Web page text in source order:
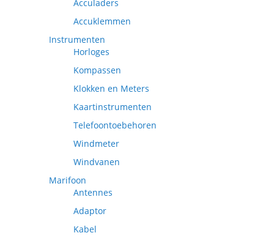
Acculaders
Accuklemmen
Instrumenten
Horloges
Kompassen
Klokken en Meters
Kaartinstrumenten
Telefoontoebehoren
Windmeter
Windvanen
Marifoon
Antennes
Adaptor
Kabel